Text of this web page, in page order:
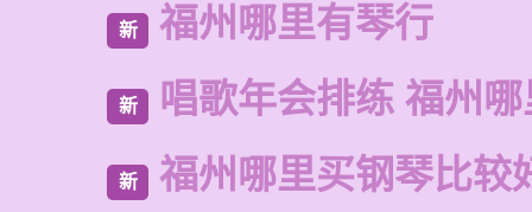
新 福州哪里有琴行
新 唱歌年会排练 福州
新 福州哪里买钢琴比较